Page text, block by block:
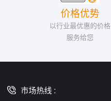
价格优势
以行业最优惠的价格
服务给您
市场热线 :